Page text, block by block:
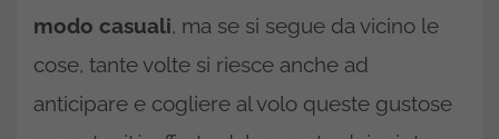
modo casuali, ma se si segue da vicino le
cose, tante volte si riesce anche ad
anticipare e cogliere al volo queste gustose